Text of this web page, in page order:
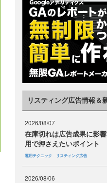
リスティング広告情報＆
2026/08/07
在庫切れは広告成果に影
用で押さえたいポイント
運用テクニック リスティング広告
2026/08/06